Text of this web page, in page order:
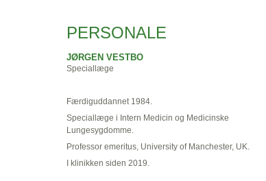
PERSONALE
JØRGEN VESTBO
Speciallæge
Færdiguddannet 1984.
Speciallæge i Intern Medicin og Medicinske
Lungesygdomme.
Professor emeritus, University of Manchester, UK.
I klinikken siden 2019.